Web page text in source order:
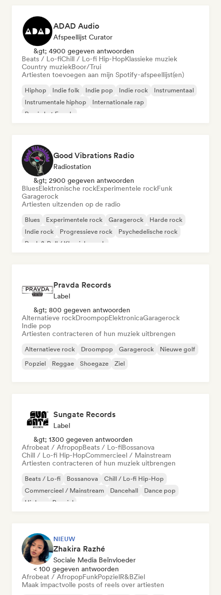
ADAD Audio
Afspeellijst Curator
&gt; 4900 gegeven antwoorden
Beats / Lo-fiChill / Lo-fi Hip-HopKlassieke muziek
Country muziekBoor/Trui
Artiesten toevoegen aan mijn Spotify-afspeellijst(en)
Hiphop Indie folk Indie pop Indie rock
Instrumentaal
Instrumentale hiphop
Internationale rap
Rap in het Engels
Good Vibrations Radio
Radiostation
&gt; 2900 gegeven antwoorden
BluesElektronische rockExperimentele rockFunk
Garagerock
Artiesten uitzenden op de radio
Blues Experimentele rock Garagerock
Harde rock
Indie rock
Progressieve rock
Psychedelische rock
Rock & Roll / Klassieke rock
Pravda Records
Label
&gt; 800 gegeven antwoorden
Alternatieve rockDroompopElektronicaGaragerock
Indie pop
Artiesten contracteren of hun muziek uitbrengen
Alternatieve rock Droompop Garagerock
Nieuwe golf
Popziel
Reggae Shoegaze Ziel
Sungate Records
Label
&gt; 1300 gegeven antwoorden
Afrobeat / AfropopBeats / Lo-fiBossanova
Chill / Lo-fi Hip-HopCommercieel / Mainstream
Artiesten contracteren of hun muziek uitbrengen
Beats / Lo-fi Bossanova
Chill / Lo-fi Hip-Hop
Commercieel / Mainstream
Dancehall
Dance pop
Hiphop
Popziel
NIEUW
Zhakira Razhé
Sociale Media Beïnvloeder
< 100 gegeven antwoorden
Afrobeat / AfropopFunkPopzielR&BZiel
Maak impactvolle posts of reels over artiesten